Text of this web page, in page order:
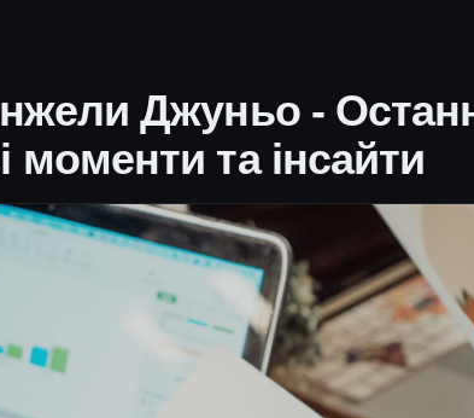
Джуньо -
та інсайти